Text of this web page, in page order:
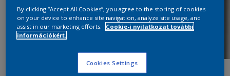
By clicking “Accept All Cookies”, you agree to the storing of cookies
on your device to enhance site navigation, analyze site usage, and
assist in our marketing efforts.
Cookie-i nyilatkozat további
információkért.
Cookies Settings